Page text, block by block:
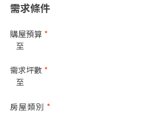
需求條件
購屋預算 *
至
需求坪數 *
至
房屋類別 *